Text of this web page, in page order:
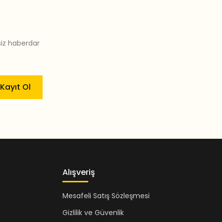
haberdar
Kayıt Ol
Alışveriş
Mesafeli Satış Sözleşmesi
Gizlilik ve Güvenlik